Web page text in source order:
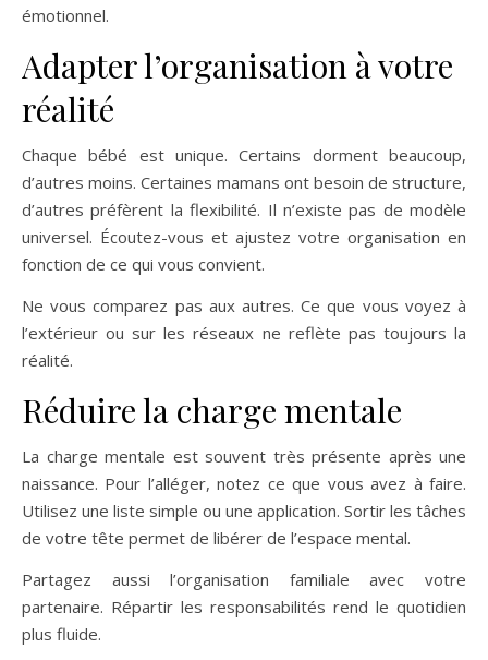
émotionnel.
Adapter l’organisation à votre
réalité
Chaque bébé est unique. Certains dorment beaucoup,
d’autres moins. Certaines mamans ont besoin de structure,
d’autres préfèrent la flexibilité. Il n’existe pas de modèle
universel. Écoutez-vous et ajustez votre organisation en
fonction de ce qui vous convient.
Ne vous comparez pas aux autres. Ce que vous voyez à
l’extérieur ou sur les réseaux ne reflète pas toujours la
réalité.
Réduire la charge mentale
La charge mentale est souvent très présente après une
naissance. Pour l’alléger, notez ce que vous avez à faire.
Utilisez une liste simple ou une application. Sortir les tâches
de votre tête permet de libérer de l’espace mental.
Partagez aussi l’organisation familiale avec votre
partenaire. Répartir les responsabilités rend le quotidien
plus fluide.